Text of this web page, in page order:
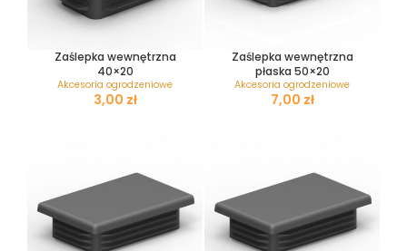
Zaślepka wewnętrzna
40×20
Akcesoria ogrodzeniowe
zł
Zaślepka wewnętrzna
płaska 50×20
Akcesoria ogrodzeniowe
zł